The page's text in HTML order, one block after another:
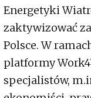
Energetyki
zaktywizować
Polsce. W
platformy
specjalistów,